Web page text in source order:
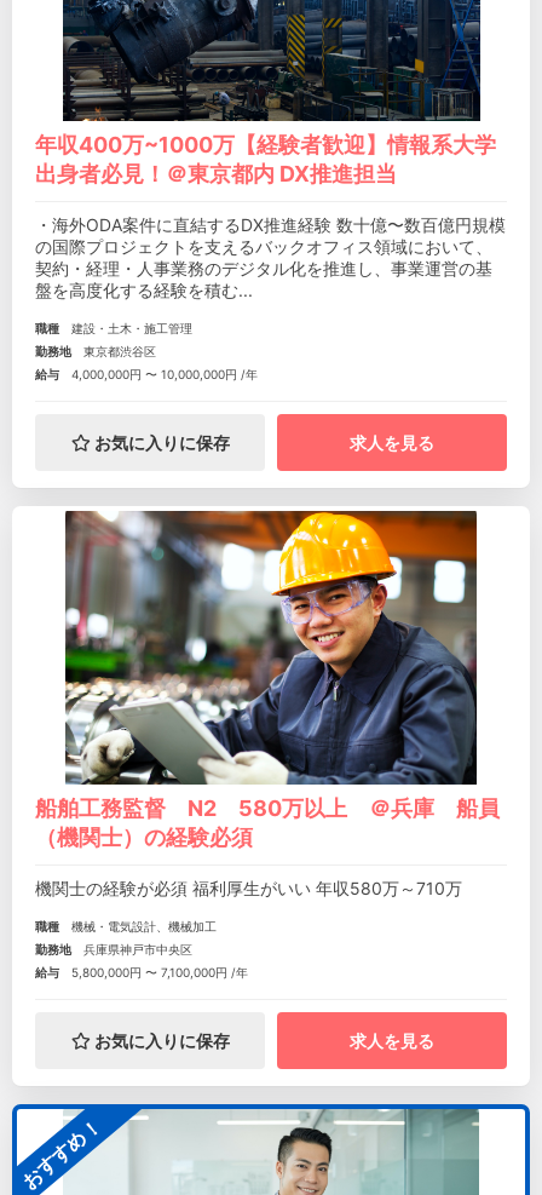
年収400万~1000万【経験者歓迎】情報系大学
出身者必見！＠東京都内 DX推進担当
・海外ODA案件に直結するDX推進経験 数十億〜数百億円規模
の国際プロジェクトを支えるバックオフィス領域において、
契約・経理・人事業務のデジタル化を推進し、事業運営の基
盤を高度化する経験を積む...
職種
建設・土木・施工管理
勤務地
東京都渋谷区
給与
4,000,000円 〜 10,000,000円 /年
お気に入りに保存 求人を見る
船舶工務監督 N2 580万以上 ＠兵庫 船員
（機関士）の経験必須
機関士の経験が必須 福利厚生がいい 年収580万～710万
職種
機械・電気設計、機械加工
勤務地
兵庫県神戸市中央区
給与
5,800,000円 〜 7,100,000円 /年
お気に入りに保存 求人を見る
おすすめ！